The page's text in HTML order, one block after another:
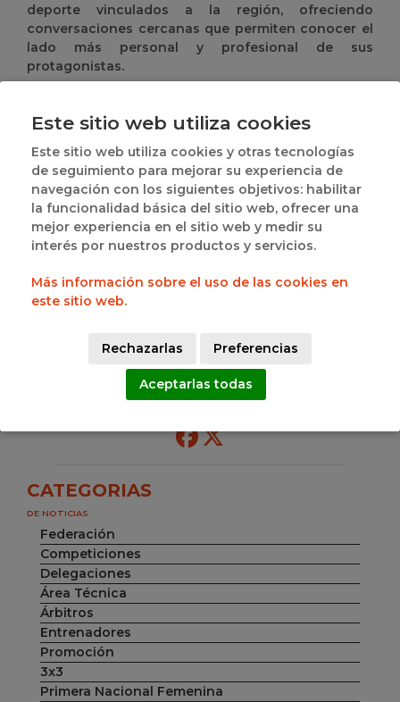
deporte vinculados a la región, ofreciendo
conversaciones cercanas que permiten conocer el
lado más personal y profesional de sus
protagonistas.
canal oficial de YouTube de la Federación de
CATEGORIAS
DE NOTICIAS
Federación
Competiciones
Delegaciones
Área Técnica
Árbitros
Entrenadores
Promoción
3x3
Primera Nacional Femenina
Este sitio web utiliza cookies
Este sitio web utiliza cookies y otras tecnologías
de seguimiento para mejorar su experiencia de
navegación con los siguientes objetivos: habilitar
la funcionalidad básica del sitio web, ofrecer una
mejor experiencia en el sitio web y medir su
interés por nuestros productos y servicios.
Más información sobre el uso de las cookies en
este sitio web.
Rechazarlas Preferencias
Aceptarlas todas